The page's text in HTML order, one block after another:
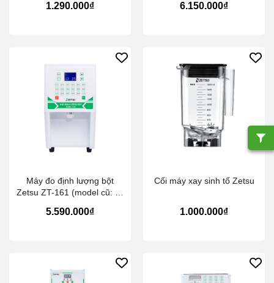
1.290.000₫ 6.150.000₫
Máy đo định lượng bột
Zetsu ZT-161 (model cũ: Z-
5.590.000₫
Cối máy xay sinh tố Zetsu
1.000.000₫